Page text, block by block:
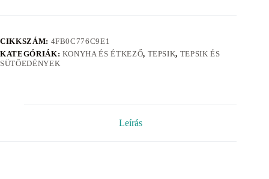
CIKKSZÁM: 4FB0C776C9E1
KATEGÓRIÁK: KONYHA ÉS ÉTKEZŐ, TEPSIK, TEPSIK ÉS
SÜTŐEDÉNYEK
Leírás